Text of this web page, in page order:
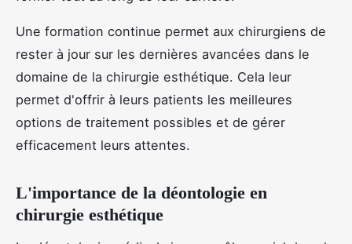
Une formation continue permet aux chirurgiens de
rester à jour sur les dernières avancées dans le
domaine de la chirurgie esthétique. Cela leur
permet d'offrir à leurs patients les meilleures
options de traitement possibles et de gérer
efficacement leurs attentes.
L'importance de la déontologie en
chirurgie esthétique